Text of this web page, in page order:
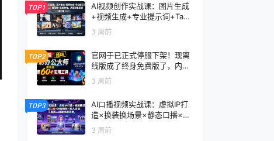
TOP1
AI视频创作实战课：图片生成
+视频生成+专业提示词+TapN
ow×首尾帧+全能参考，从零
到电影感成片
3 周前
TOP2
官网于已正式停服下架！现离
线版成了终身免费版了，内置
60+实用工具 万彩办公大师离
线版 OfficeBox
3 周前
TOP3
AI口播视频实战课：虚拟IP打
造×换装换场景×静态口播×行
走带货×双人访谈，不用真人
出镜快速落地
3 周前